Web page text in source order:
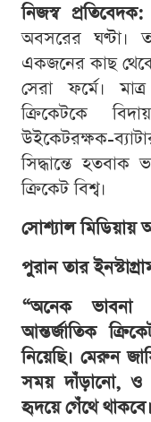
নিজস্ব প্রতিবেদক:
অবসরের ঘণ্টা।
একজনের কাছ
সেরা ফর্মে।
ক্রিকেটকে
উইকেটরক্ষক-
সিদ্ধান্তে
ক্রিকেট বিশ্ব।
সোশ্যাল
পুরান তার
“অনেক
আন্তর্জাতিক
নিয়েছি। মেরুন
সময় দাঁড়ানো, ও
হৃদয়ে গেঁথে